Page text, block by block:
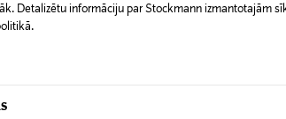
Detalizētu informāciju par Stockmann izmantotajām
apstrādātos matus, nomierina